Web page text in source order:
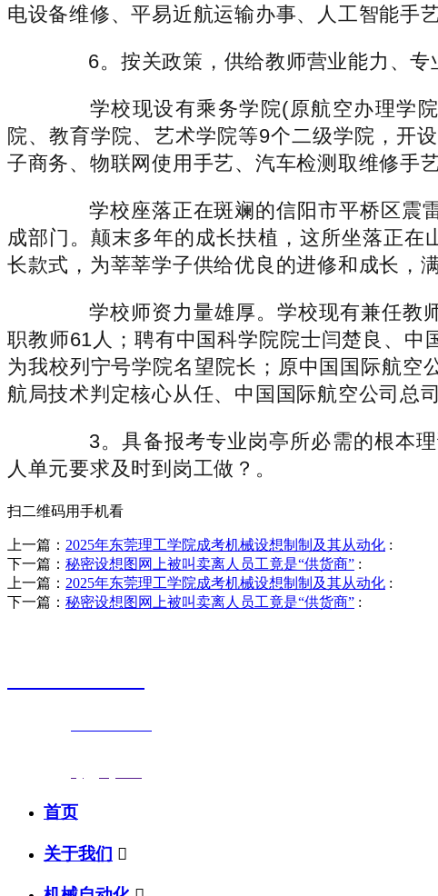
电设备维修、平易近航运输办事、人工智能手
6。按关政策，供给教师营业能力、专
学校现设有乘务学院(原航空办理学院)
院、教育学院、艺术学院等9个二级学院，开
子商务、物联网使用手艺、汽车检测取维修手
学校座落正在斑斓的信阳市平桥区震雷
成部门。颠末多年的成长扶植，这所坐落正在
长款式，为莘莘学子供给优良的进修和成长，
学校师资力量雄厚。学校现有兼任教师
职教师61人；聘有中国科学院院士闫楚良、
为我校列宁号学院名望院长；原中国国际航空
航局技术判定核心从任、中国国际航空公司总
3。具备报考专业岗亭所必需的根本理
人单元要求及时到岗工做？。
扫二维码用手机看
上一篇： 2025年东莞理工学院成考机械设想制制及其从动化 :
下一篇： 秘密设想图网上被叫卖离人员工竟是“供货商” :
上一篇： 2025年东莞理工学院成考机械设想制制及其从动化 :
下一篇： 秘密设想图网上被叫卖离人员工竟是“供货商” :
首页
关于我们 